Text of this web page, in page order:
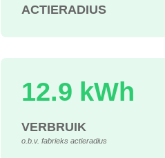
ACTIERADIUS
12.9 kWh
VERBRUIK
o.b.v. fabrieks actieradius